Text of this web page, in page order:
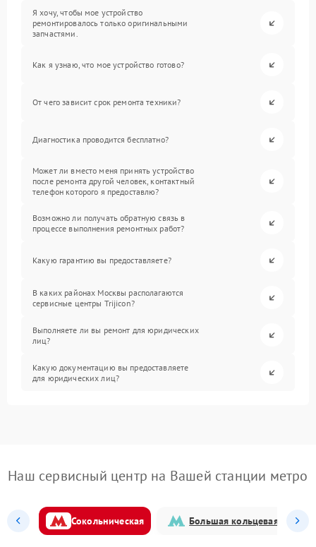
Я хочу, чтобы мое устройство
ремонтировалось только оригинальными
запчастями.
Как я узнаю, что мое устройство готово?
От чего зависит срок ремонта техники?
Диагностика проводится бесплатно?
Может ли вместо меня принять устройство
после ремонта другой человек, контактный
телефон которого я предоставлю?
Возможно ли получать обратную связь в
процессе выполнения ремонтных работ?
Какую гарантию вы предоставляете?
В каких районах Москвы располагаются
сервисные центры Trijicon?
Выполняете ли вы ремонт для юридических
лиц?
Какую документацию вы предоставляете
для юридических лиц?
Наш сервисный центр на Вашей станции метро
Сокольническая Большая кольцевая